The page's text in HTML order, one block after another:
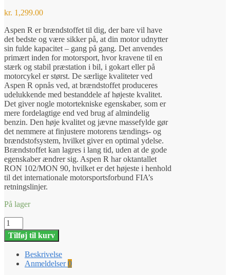
kr. 1,299.00
Aspen R er brændstoffet til dig, der bare vil have
det bedste og være sikker på, at din motor udnytter
sin fulde kapacitet – gang på gang. Det anvendes
primært inden for motorsport, hvor kravene til en
stærk og stabil præstation i bil, i gokart eller på
motorcykel er størst. De særlige kvaliteter ved
Aspen R opnås ved, at brændstoffet produceres
udelukkende med bestanddele af højeste kvalitet.
Det giver nogle motortekniske egenskaber, som er
mere fordelagtige end ved brug af almindelig
benzin. Den høje kvalitet og jævne massefylde gør
det nemmere at finjustere motorens tændings- og
brændstofsystem, hvilket giver en optimal ydelse.
Brændstoffet kan lagres i lang tid, uden at de gode
egenskaber ændrer sig. Aspen R har oktantallet
RON 102/MON 90, hvilket er det højeste i henhold
til det internationale motorsportsforbund FIA’s
retningslinjer.
På lager
Aspen
R
(Afhentes
butikken)
antal
Tilføj til kurv
Beskrivelse
Anmeldelser0